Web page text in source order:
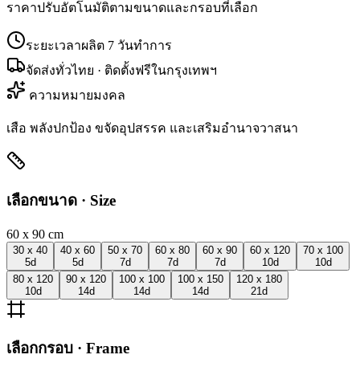
ราคาปรับอัตโนมัติตามขนาดและกรอบที่เลือก
ระยะเวลาผลิต 7 วันทำการ
จัดส่งทั่วไทย · ติดตั้งฟรีในกรุงเทพฯ
ความหมายมงคล
เสือ พลังปกป้อง ขจัดอุปสรรค และเสริมอำนาจวาสนา
เลือกขนาด · Size
60 x 90 cm
30 x 40
5d
40 x 60
5d
50 x 70
7d
60 x 80
7d
60 x 90
7d
60 x 120
10d
70 x 100
10d
80 x 120
10d
90 x 120
14d
100 x 100
14d
100 x 150
14d
120 x 180
21 d
เลือกกรอบ · Frame